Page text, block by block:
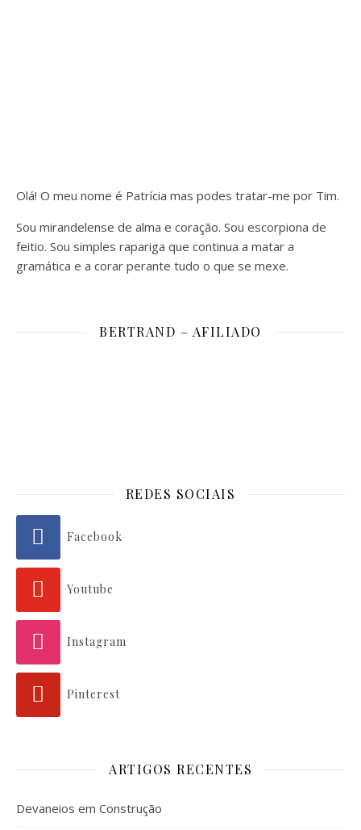
Olá! O meu nome é Patrícia mas podes tratar-me por Tim.
Sou mirandelense de alma e coração. Sou escorpiona de
feitio. Sou simples rapariga que continua a matar a
gramática e a corar perante tudo o que se mexe.
BERTRAND – AFILIADO
REDES SOCIAIS
Facebook
Youtube
Instagram
Pinterest
ARTIGOS RECENTES
Devaneios em Construção